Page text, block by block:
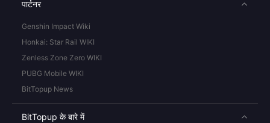
पार्टनर
Genshin Impact Wiki
Honkai: Star Rail WIKI
Zenless Zone Zero WIKI
PUBG Mobile WIKI
BitTopup News
BitTopup के बारे में